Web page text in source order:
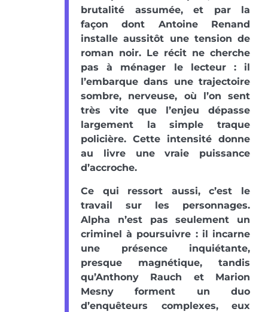
brutalité assumée, et par la
façon dont Antoine Renand
installe aussitôt une tension de
roman noir. Le récit ne cherche
pas à ménager le lecteur : il
l’embarque dans une trajectoire
sombre, nerveuse, où l’on sent
très vite que l’enjeu dépasse
largement la simple traque
policière. Cette intensité donne
au livre une vraie puissance
d’accroche.
Ce qui ressort aussi, c’est le
travail sur les personnages.
Alpha n’est pas seulement un
criminel à poursuivre : il incarne
une présence inquiétante,
presque magnétique, tandis
qu’Anthony Rauch et Marion
Mesny forment un duo
d’enquêteurs complexes, eux